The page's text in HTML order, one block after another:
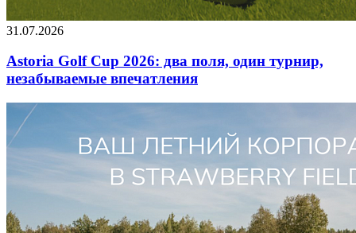
31.07.2026
Astoria Golf Cup 2026: два поля, один турнир,
незабываемые впечатления